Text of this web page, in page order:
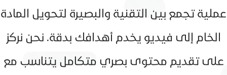
عملية تجمع بين التقنية والبصيرة لتحويل المادة
الخام إلى فيديو يخدم أهدافك بدقة. نحن نركز
على تقديم محتوى بصري متكامل يتناسب مع